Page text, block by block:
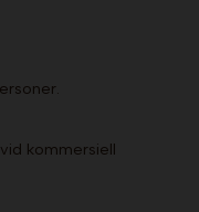
kommersiell